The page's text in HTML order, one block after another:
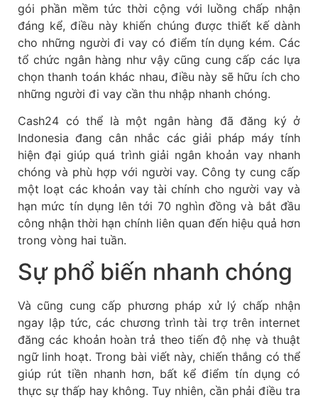
gói phần mềm tức thời cộng với luồng chấp nhận
đáng kể, điều này khiến chúng được thiết kế dành
cho những người đi vay có điểm tín dụng kém. Các
tổ chức ngân hàng như vậy cũng cung cấp các lựa
chọn thanh toán khác nhau, điều này sẽ hữu ích cho
những người đi vay cần thu nhập nhanh chóng.
Cash24 có thể là một ngân hàng đã đăng ký ở
Indonesia đang cân nhắc các giải pháp máy tính
hiện đại giúp quá trình giải ngân khoản vay nhanh
chóng và phù hợp với người vay. Công ty cung cấp
một loạt các khoản vay tài chính cho người vay và
hạn mức tín dụng lên tới 70 nghìn đồng và bắt đầu
công nhận thời hạn chính liên quan đến hiệu quả hơn
trong vòng hai tuần.
Sự phổ biến nhanh chóng
Và cũng cung cấp phương pháp xử lý chấp nhận
ngay lập tức, các chương trình tài trợ trên internet
đăng các khoản hoàn trả theo tiến độ nhẹ và thuật
ngữ linh hoạt. Trong bài viết này, chiến thắng có thể
giúp rút tiền nhanh hơn, bất kể điểm tín dụng có
thực sự thấp hay không. Tuy nhiên, cần phải điều tra